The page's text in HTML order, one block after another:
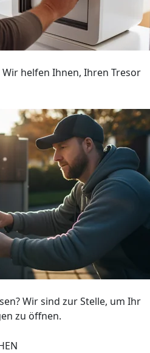
Wir helfen Ihnen, Ihren Tresor
Wir sind zur Stelle, um Ihr
zu öffnen.